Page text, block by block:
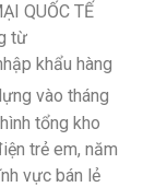
QUỐC TẾ
từ
khẩu hàng
vào tháng
tổng kho
trẻ em, năm
vực bán lẻ